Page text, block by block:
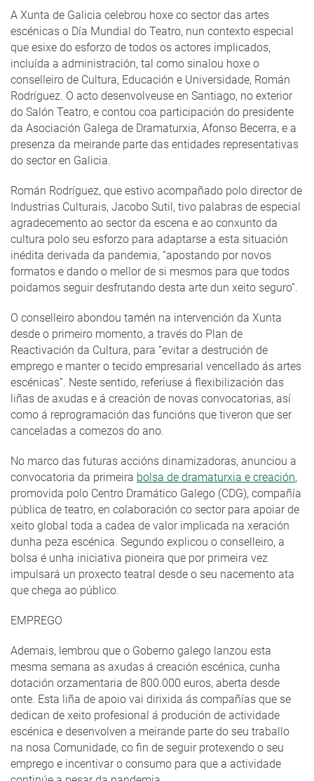
A Xunta de Galicia celebrou hoxe co sector das artes
escénicas o Día Mundial do Teatro, nun contexto especial
que esixe do esforzo de todos os actores implicados,
incluída a administración, tal como sinalou hoxe o
conselleiro de Cultura, Educación e Universidade, Román
Rodríguez. O acto desenvolveuse en Santiago, no exterior
do Salón Teatro, e contou coa participación do presidente
da Asociación Galega de Dramaturxia, Afonso Becerra, e a
presenza da meirande parte das entidades representativas
do sector en Galicia.
Román Rodríguez, que estivo acompañado polo director de
Industrias Culturais, Jacobo Sutil, tivo palabras de especial
agradecemento ao sector da escena e ao conxunto da
cultura polo seu esforzo para adaptarse a esta situación
inédita derivada da pandemia, “apostando por novos
formatos e dando o mellor de si mesmos para que todos
poidamos seguir desfrutando desta arte dun xeito seguro”.
O conselleiro abondou tamén na intervención da Xunta
desde o primeiro momento, a través do Plan de
Reactivación da Cultura, para “evitar a destrución de
emprego e manter o tecido empresarial vencellado ás artes
escénicas”. Neste sentido, referiuse á flexibilización das
liñas de axudas e á creación de novas convocatorias, así
como á reprogramación das funcións que tiveron que ser
canceladas a comezos do ano.
No marco das futuras accións dinamizadoras, anunciou a
convocatoria da primeira bolsa de dramaturxia e creación,
promovida polo Centro Dramático Galego (CDG), compañía
pública de teatro, en colaboración co sector para apoiar de
xeito global toda a cadea de valor implicada na xeración
dunha peza escénica. Segundo explicou o conselleiro, a
bolsa é unha iniciativa pioneira que por primeira vez
impulsará un proxecto teatral desde o seu nacemento ata
que chega ao público.
EMPREGO
Ademais, lembrou que o Goberno galego lanzou esta
mesma semana as axudas á creación escénica, cunha
dotación orzamentaria de 800.000 euros, aberta desde
onte. Esta liña de apoio vai dirixida ás compañías que se
dedican de xeito profesional á produción de actividade
escénica e desenvolven a meirande parte do seu traballo
na nosa Comunidade, co fin de seguir protexendo o seu
emprego e incentivar o consumo para que a actividade